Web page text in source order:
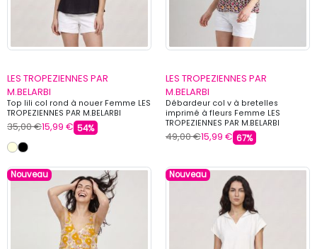
LES TROPEZIENNES PAR
M.BELARBI
Top lili col rond à nouer Femme LES
TROPEZIENNES PAR M.BELARBI
35,00 €15,99 € 54%
LES TROPEZIENNES PAR
M.BELARBI
Débardeur col v à bretelles
imprimé à fleurs Femme LES
TROPEZIENNES PAR M.BELARBI
49,00 €15,99 € 67%
Nouveau Nouveau